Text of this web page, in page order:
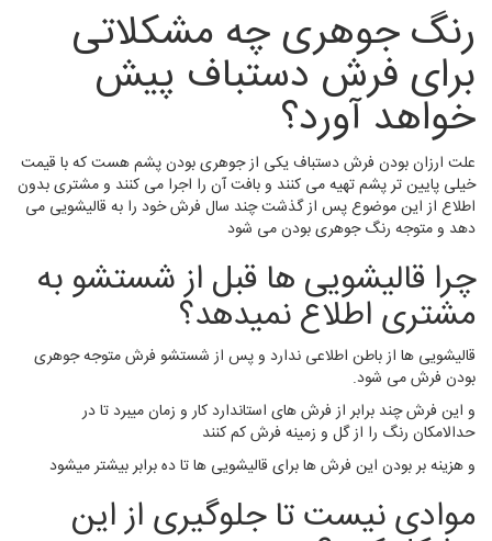
رنگ جوهری چه مشکلاتی
برای فرش دستباف پیش
خواهد آورد؟
علت ارزان بودن فرش دستباف یکی از جوهری بودن پشم هست که با قیمت
خیلی پایین تر پشم تهیه می کنند و بافت آن را اجرا می کنند و مشتری بدون
اطلاع از این موضوع پس از گذشت چند سال فرش خود را به قالیشویی می
دهد و متوجه رنگ جوهری بودن می شود
چرا قالیشویی ها قبل از شستشو به
مشتری اطلاع نمیدهد؟
قالیشویی ها از باطن اطلاعی ندارد و پس از شستشو فرش متوجه جوهری
بودن فرش می شود.
و این فرش چند برابر از فرش های استاندارد کار و زمان میبرد تا در
حدالامکان رنگ را از گل و زمینه فرش کم کنند
و هزینه بر بودن این فرش ها برای قالیشویی ها تا ده برابر بیشتر میشود
موادی نیست تا جلوگیری از این